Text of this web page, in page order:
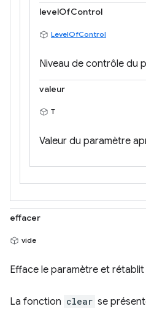
levelOfControl
LevelOfControl
Niveau de contrôle du
valeur
T
Valeur du paramètre
effacer
vide
Efface le paramètre et
La fonction clear se